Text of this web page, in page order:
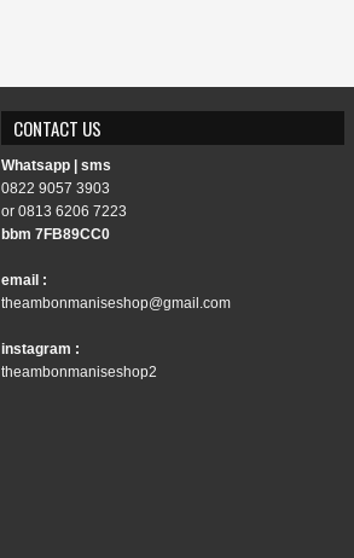
CONTACT US
Whatsapp | sms
0822 9057 3903
or 0813 6206 7223
bbm 7FB89CC0
email :
theambonmaniseshop@gmail.com
instagram :
theambonmaniseshop2